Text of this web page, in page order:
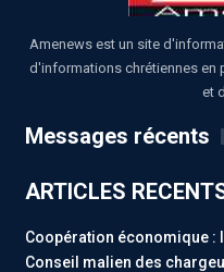
Amenews est un site
d'informations chrétiennes en
et
Messages récents
ARTICLES
Coopération économique :
Conseil malien des